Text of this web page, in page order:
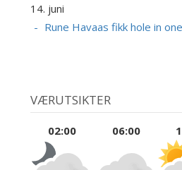
14. juni
Rune Havaas fikk hole in
VÆRUTSIKTER
02:00 06:00